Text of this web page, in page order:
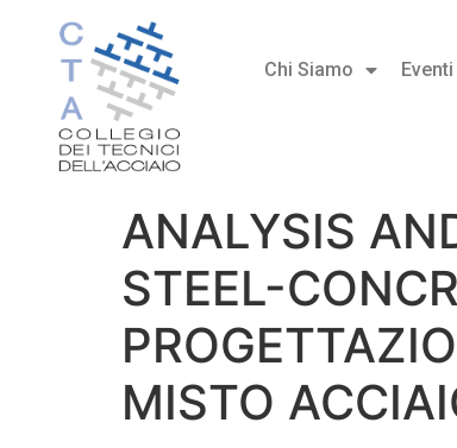
Chi Siamo Eventi
ANALYSIS
STEEL-
MISTO